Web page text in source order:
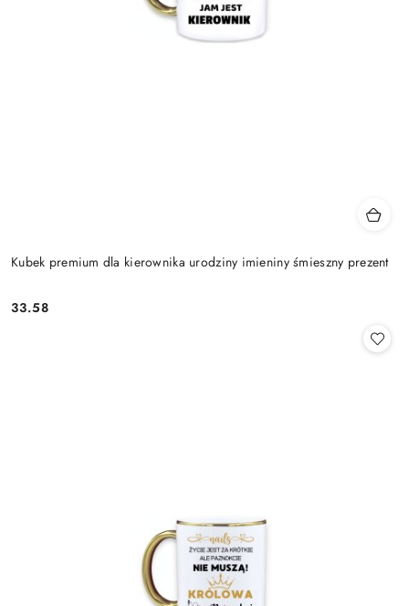
Kubek premium dla kierownika urodziny imieniny śmieszny prezent
Cena:
33.58